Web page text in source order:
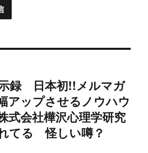
録 日本初!!メルマガ
アップさせるノウハウ
式会社樺沢心理学研究
てる 怪しい噂？